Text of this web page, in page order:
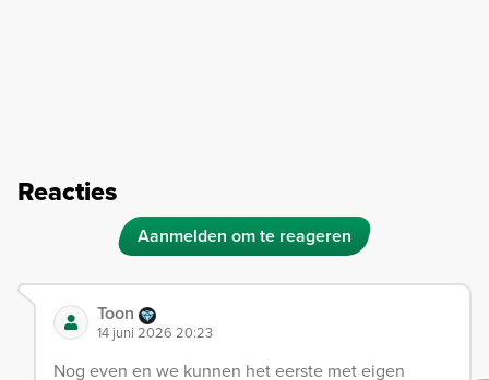
Reacties
Aanmelden om te reageren
Toon
14 juni 2026 20:23
Nog even en we kunnen het eerste met eigen